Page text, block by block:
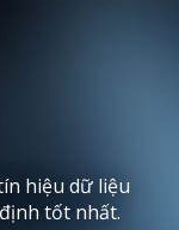
hiệu dữ liệu
tốt nhất.